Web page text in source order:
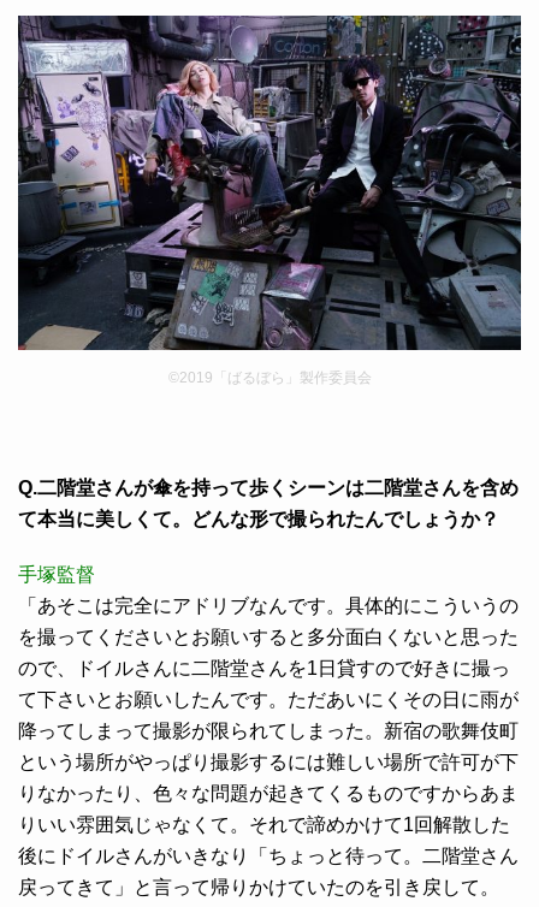
©2019「ばるぼら」製作委員会
Q.二階堂さんが傘を持って歩くシーンは二階堂さんを含め
て本当に美しくて。どんな形で撮られたんでしょうか？
手塚監督
「あそこは完全にアドリブなんです。具体的にこういうの
を撮ってくださいとお願いすると多分面白くないと思った
ので、ドイルさんに二階堂さんを1日貸すので好きに撮っ
て下さいとお願いしたんです。ただあいにくその日に雨が
降ってしまって撮影が限られてしまった。新宿の歌舞伎町
という場所がやっぱり撮影するには難しい場所で許可が下
りなかったり、色々な問題が起きてくるものですからあま
りいい雰囲気じゃなくて。それで諦めかけて1回解散した
後にドイルさんがいきなり「ちょっと待って。二階堂さん
戻ってきて」と言って帰りかけていたのを引き戻して。